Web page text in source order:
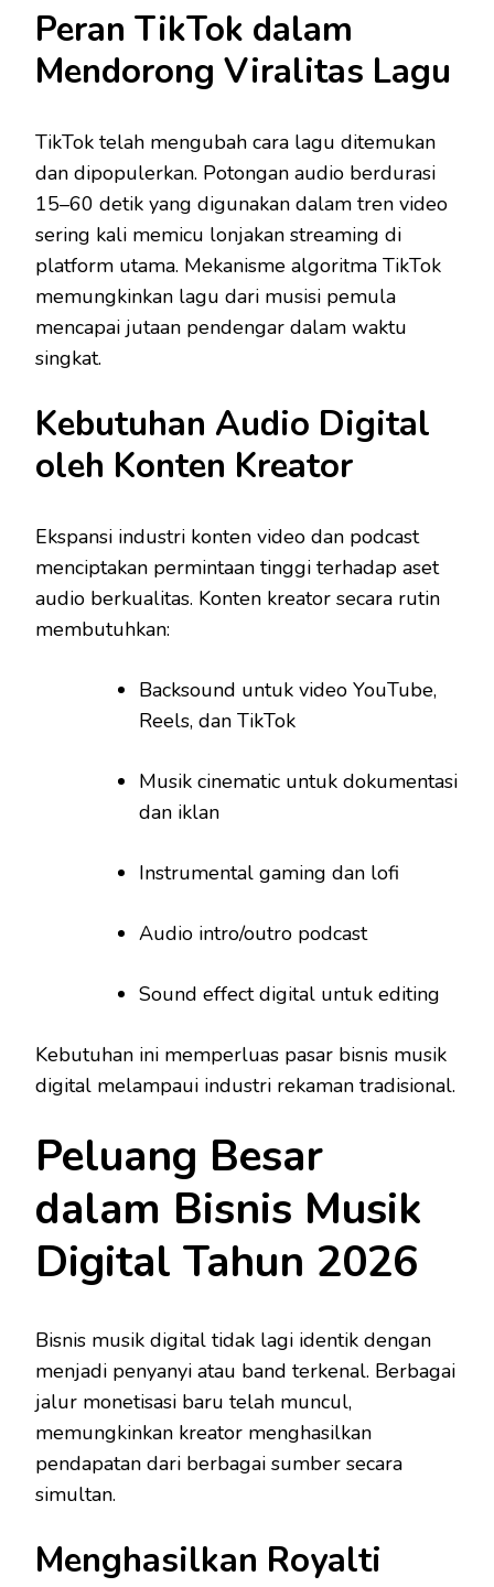
Peran TikTok dalam
Mendorong Viralitas Lagu
TikTok telah mengubah cara lagu ditemukan
dan dipopulerkan. Potongan audio berdurasi
15–60 detik yang digunakan dalam tren video
sering kali memicu lonjakan streaming di
platform utama. Mekanisme algoritma TikTok
memungkinkan lagu dari musisi pemula
mencapai jutaan pendengar dalam waktu
singkat.
Kebutuhan Audio Digital
oleh Konten Kreator
Ekspansi industri konten video dan podcast
menciptakan permintaan tinggi terhadap aset
audio berkualitas. Konten kreator secara rutin
membutuhkan:
Backsound untuk video YouTube,
Reels, dan TikTok
Musik cinematic untuk dokumentasi
dan iklan
Instrumental gaming dan lofi
Audio intro/outro podcast
Sound effect digital untuk editing
Kebutuhan ini memperluas pasar bisnis musik
digital melampaui industri rekaman tradisional.
Peluang Besar
dalam Bisnis Musik
Digital Tahun 2026
Bisnis musik digital tidak lagi identik dengan
menjadi penyanyi atau band terkenal. Berbagai
jalur monetisasi baru telah muncul,
memungkinkan kreator menghasilkan
pendapatan dari berbagai sumber secara
simultan.
Menghasilkan Royalti